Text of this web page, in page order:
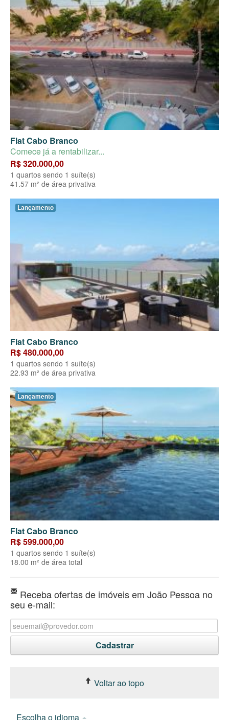
Flat Cabo Branco
Comece já a rentabilizar...
R$ 320.000,00
1 quartos sendo 1 suíte(s)
41.57 m² de área privativa
Lançamento
Flat Cabo Branco
R$ 480.000,00
1 quartos sendo 1 suíte(s)
22.93 m² de área privativa
Lançamento
Flat Cabo Branco
R$ 599.000,00
1 quartos sendo 1 suíte(s)
18.00 m² de área total
Receba ofertas de imóveis em João Pessoa no
seu e-mail:
Voltar ao topo
Escolha o idioma